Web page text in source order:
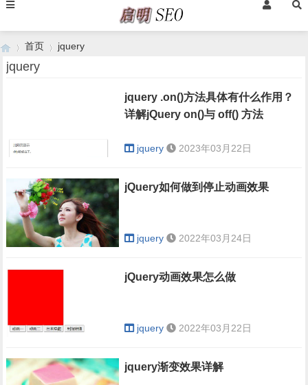
首页 jquery
jquery
jquery .on()方法具体有什么作用？
详解jQuery on()与 off() 方法
jquery 2023年03月22日
jQuery如何做到停止动画效果
jquery 2022年03月24日
jQuery动画效果怎么做
jquery 2022年03月22日
jquery渐变效果详解